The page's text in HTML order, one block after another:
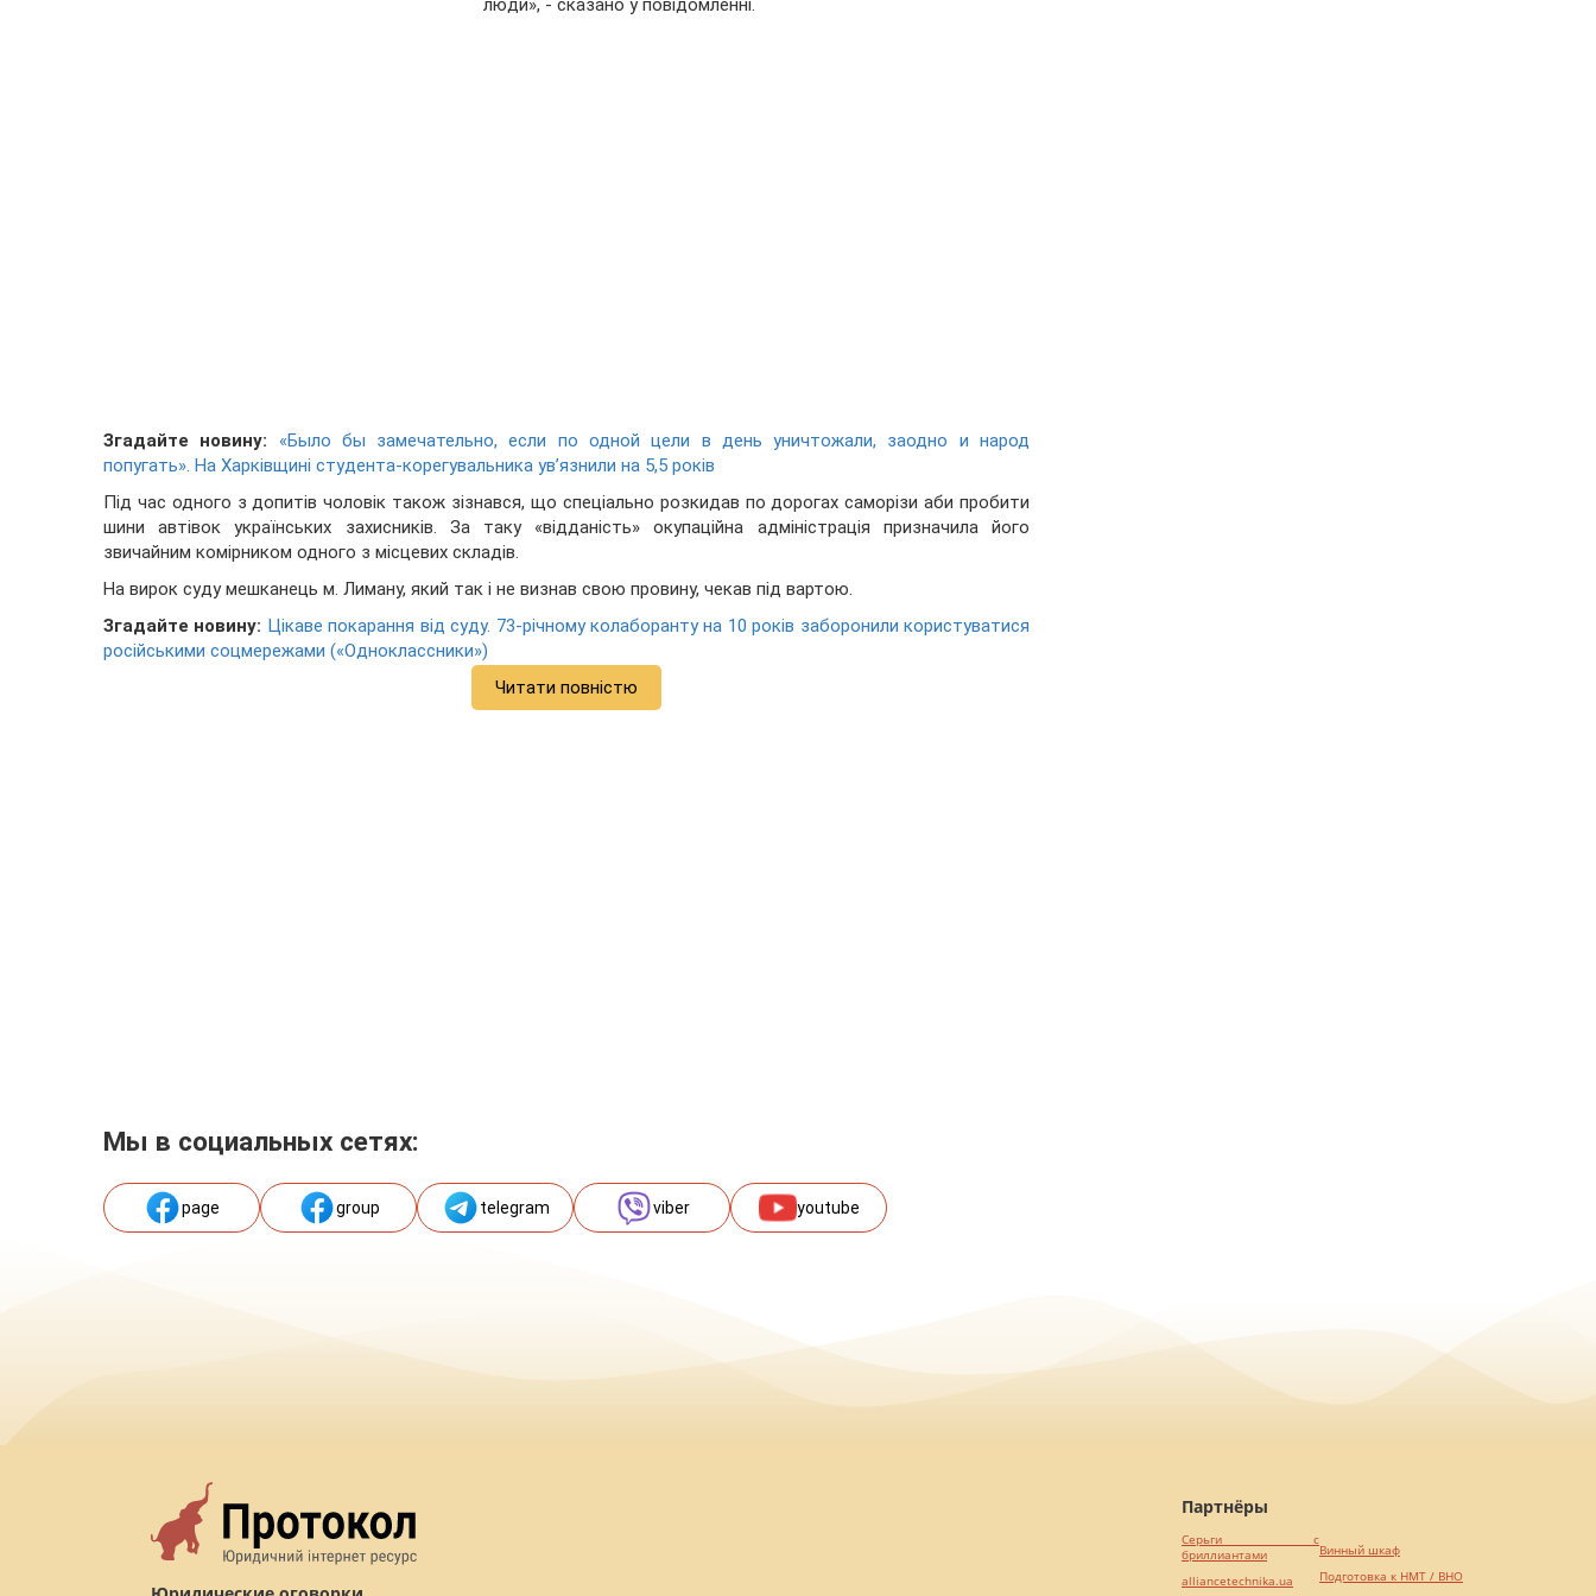
люди», - сказано у повідомленні.
Згадайте новину:
«Было бы замечательно, если по одной цели в день уничтожали, заодно и народ
попугать». На Харківщині студента-корегувальника увʼязнили на 5,5 років
Під час одного з допитів чоловік також зізнався, що спеціально розкидав по дорогах саморізи аби пробити
шини автівок українських захисників. За таку «відданість» окупаційна адміністрація призначила його
звичайним комірником одного з місцевих складів.
На вирок суду мешканець м. Лиману, який так і не визнав свою провину, чекав під вартою.
Згадайте новину: Цікаве покарання від суду. 73-річному колаборанту на 10 років заборонили користуватися
російськими соцмережами («Одноклассники»)
Читати повністю
Мы в социальных сетях:
page group telegram viber youtube
Партнёры
Серьги с
бриллиантами
alliancetechnika.ua
Винный шкаф
Подготовка к НМТ / ВНО